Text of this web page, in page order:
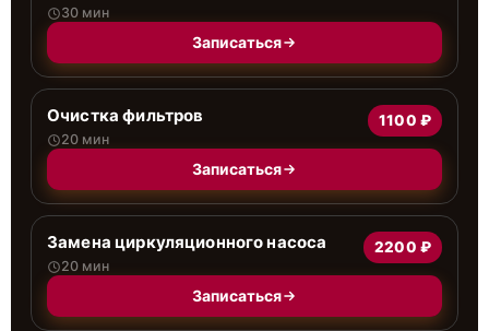
30 мин
Записаться
Очистка фильтров
20 мин
1100 ₽
Записаться
Замена циркуляционного насоса
20 мин
2200 ₽
Записаться